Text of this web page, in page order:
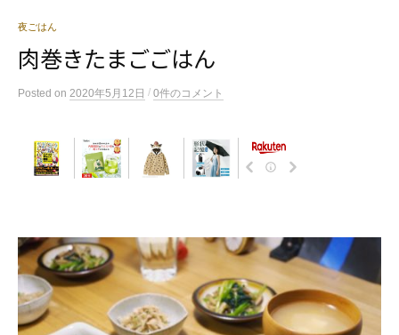
プ
夜ごはん
肉巻きたまごごはん
Posted on 2020年5月12日 / 0件のコメント